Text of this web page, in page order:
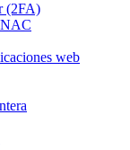
(2FA)
NAC
web